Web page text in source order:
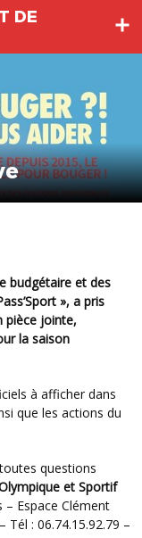
DE
», a pris
pièce jointe,
la saison
que les actions du
et Sportif
– Espace Clément
Tél : 06.74.15.92.79 –